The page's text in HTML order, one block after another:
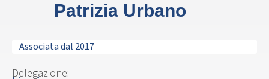
Patrizia Urbano
Associata dal 2017
Delegazione: